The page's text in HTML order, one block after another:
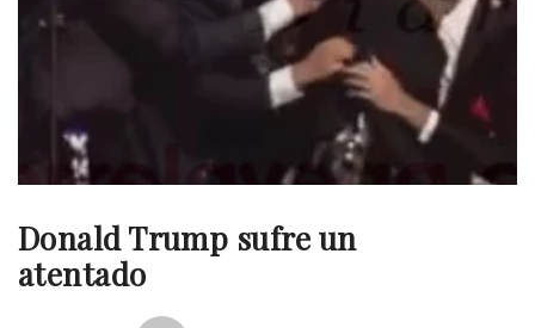
Donald Trump sufre un
atentado